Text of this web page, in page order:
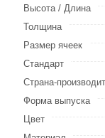
Высота / Длина
Толщина
Размер ячеек
Стандарт
Страна-
Форма выпуска
Цвет